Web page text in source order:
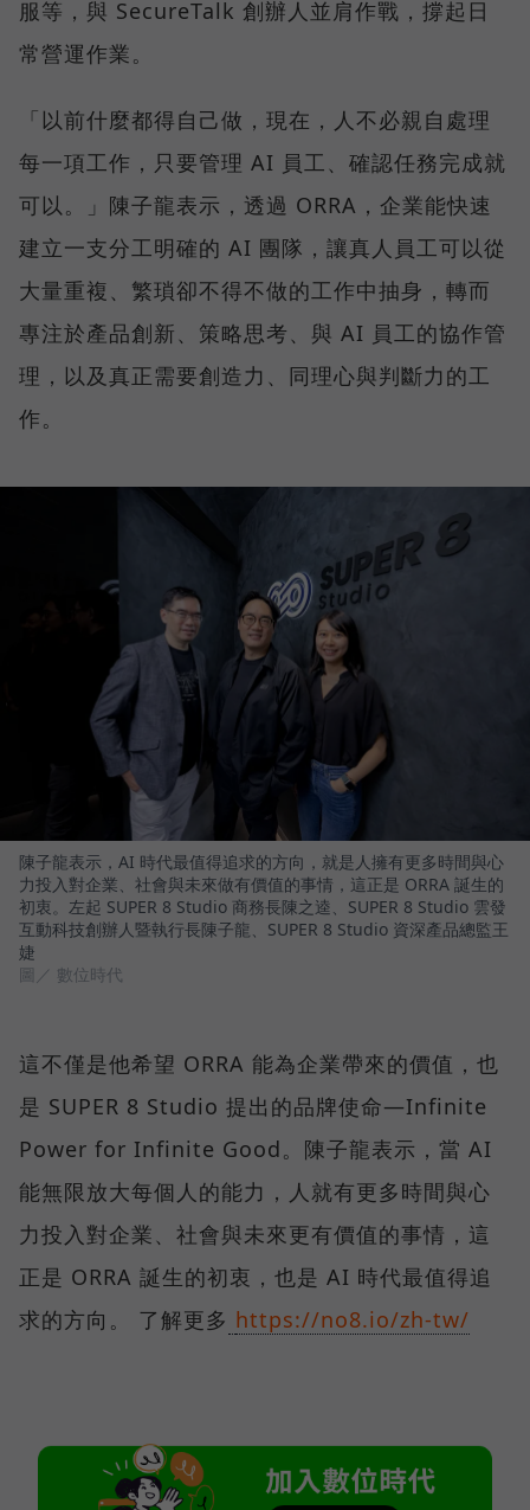
服等，與 SecureTalk 創辦人並肩作戰，撐起日
常營運作業。
「以前什麼都得自己做，現在，人不必親自處理
每一項工作，只要管理 AI 員工、確認任務完成就
可以。」陳子龍表示，透過 ORRA，企業能快速
建立一支分工明確的 AI 團隊，讓真人員工可以從
大量重複、繁瑣卻不得不做的工作中抽身，轉而
專注於產品創新、策略思考、與 AI 員工的協作管
理，以及真正需要創造力、同理心與判斷力的工
作。
陳子龍表示，AI 時代最值得追求的方向，就是人擁有更多時間與心
力投入對企業、社會與未來做有價值的事情，這正是 ORRA 誕生的
初衷。左起 SUPER 8 Studio 商務長陳之逵、SUPER 8 Studio 雲發
互動科技創辦人暨執行長陳子龍、SUPER 8 Studio 資深產品總監王
婕
圖／ 數位時代
這不僅是他希望 ORRA 能為企業帶來的價值，也
是 SUPER 8 Studio 提出的品牌使命—Infinite
Power for Infinite Good。陳子龍表示，當 AI
能無限放大每個人的能力，人就有更多時間與心
力投入對企業、社會與未來更有價值的事情，這
正是 ORRA 誕生的初衷，也是 AI 時代最值得追
求的方向。 了解更多 https://no8.io/zh-tw/